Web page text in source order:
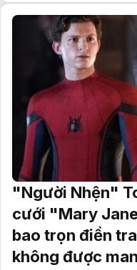
"Người Nhện"
cưới "Mary
bao trọn điền
không được